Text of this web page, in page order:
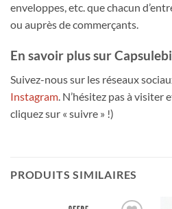
enveloppes, etc. que chacun
ou auprès de commerçants.
En savoir plus sur
Suivez-nous sur les réseaux
Instagram . N’hésitez pas à
cliquez sur « suivre » !)
PRODUITS SIMILAIRES